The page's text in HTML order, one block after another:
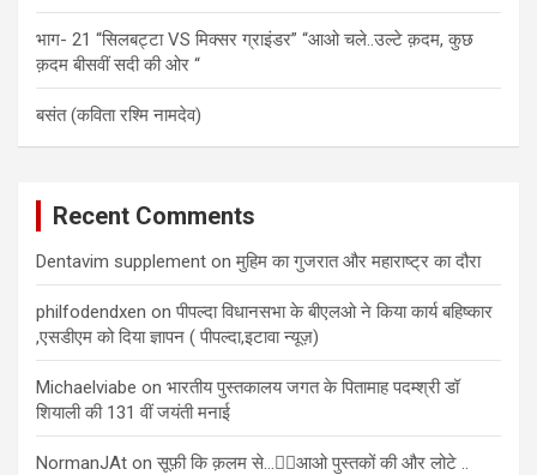
भाग- 21 “सिलबट्टा VS मिक्सर ग्राइंडर” “आओ चले..उल्टे क़दम, कुछ
क़दम बीसवीं सदी की ओर “
बसंत (कविता रश्मि नामदेव)
Recent Comments
Dentavim supplement onमुहिम का गुजरात और महाराष्ट्र का दौरा
philfodendxen onपीपल्दा विधानसभा के बीएलओ ने किया कार्य बहिष्कार
,एसडीएम को दिया ज्ञापन ( पीपल्दा,इटावा न्यूज़)
Michaelviabe on भारतीय पुस्तकालय जगत के पितामाह पदम्श्री डॉ
शियाली की 131 वीं जयंती मनाई
NormanJAt onसूफ़ी कि क़लम से…✍🏻आओ पुस्तकों की और लोटे ..